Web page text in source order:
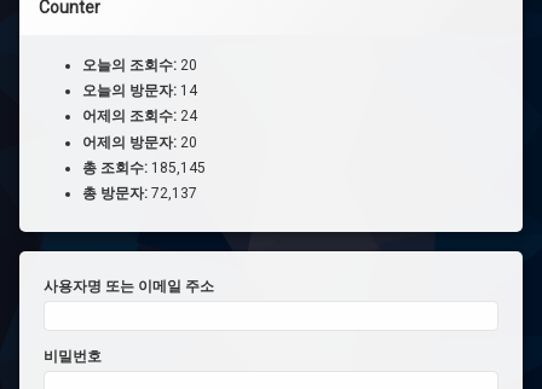
Counter
오늘의 조회수: 20
오늘의 방문자: 14
어제의 조회수: 24
어제의 방문자: 20
총 조회수: 185,145
총 방문자: 72,137
사용자명 또는 이메일 주소
비밀번호